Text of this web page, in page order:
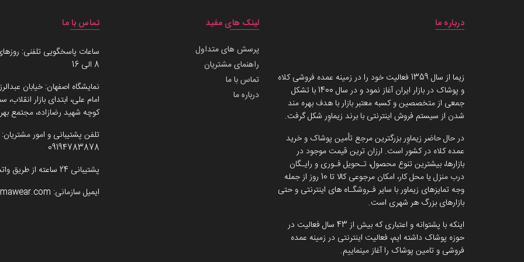
درباره ما
زیما از سال 1359 فعالیت خود را در زمینه عمده فروشی کلاه
و پوشاک در بازار ایران آغاز نمود و در سال 1400 با تشکل
جمعی از متخصصین و کسبه معتبر بازار با هدف بهره مند
شدن از سیستم فروش اینترنتی با برند زیماوِر شکل گرفت.
در حال حاضر زیماوِر بزرگترین مرجع تأمین پوشاک و خرید
عمده کلاه در کشور است. ارزان ترین قیمت موجود در
بازارها، بیشترین تنوع محصول، تـحویل فـوری و رایـگان
درب منزل یا محل کار، امکان مرجوعی کالا تا 10 روز از جمله
وجه تمایزهای زیماور با سایر فـروشگـاه های اینترنتی و حتی
بازارهای بزرگ هر شهری است.
اینکه با پشتوانه و اعتباری که بیش از 43 سال فعالیت در
حوزه پوشاک داشته ایم، فعالیت اینترنتی در زمینه عمده
فروشی و تامین پوشاک را آغاز مینماییم.
لینک های مفید
پرسش های متداول
راهنمای مشتریان
تماس با ما
درباره ما
تماس با ما
ساعات پاسخگویی تلفنی:
8 الی 16
نمایشگاه اصفهان: خیابان
امام علی، ابتدای بازار
کوچه شهید رضازاده، مجتمع
تلفن پشتیبانی و امور مشتریان:
09194783878
پشتیبانی 24 ساعته از طریق واتساپ
ایمیل سازمانی: